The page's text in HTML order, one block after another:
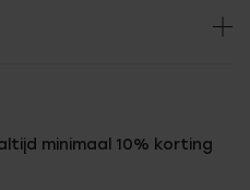
minimaal 10% korting